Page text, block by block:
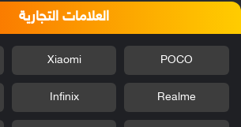
العلامات التجارية
POCO
Xiaomi
Realme
Infinix